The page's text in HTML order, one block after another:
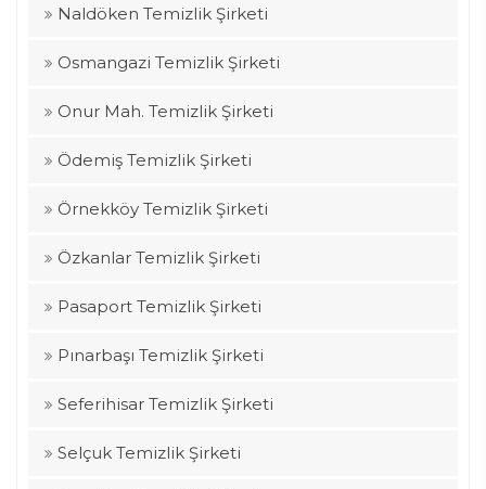
Naldöken Temizlik Şirketi
Osmangazi Temizlik Şirketi
Onur Mah. Temizlik Şirketi
Ödemiş Temizlik Şirketi
Örnekköy Temizlik Şirketi
Özkanlar Temizlik Şirketi
Pasaport Temizlik Şirketi
Pınarbaşı Temizlik Şirketi
Seferihisar Temizlik Şirketi
Selçuk Temizlik Şirketi